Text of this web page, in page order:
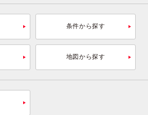
条件から探す
地図から探す